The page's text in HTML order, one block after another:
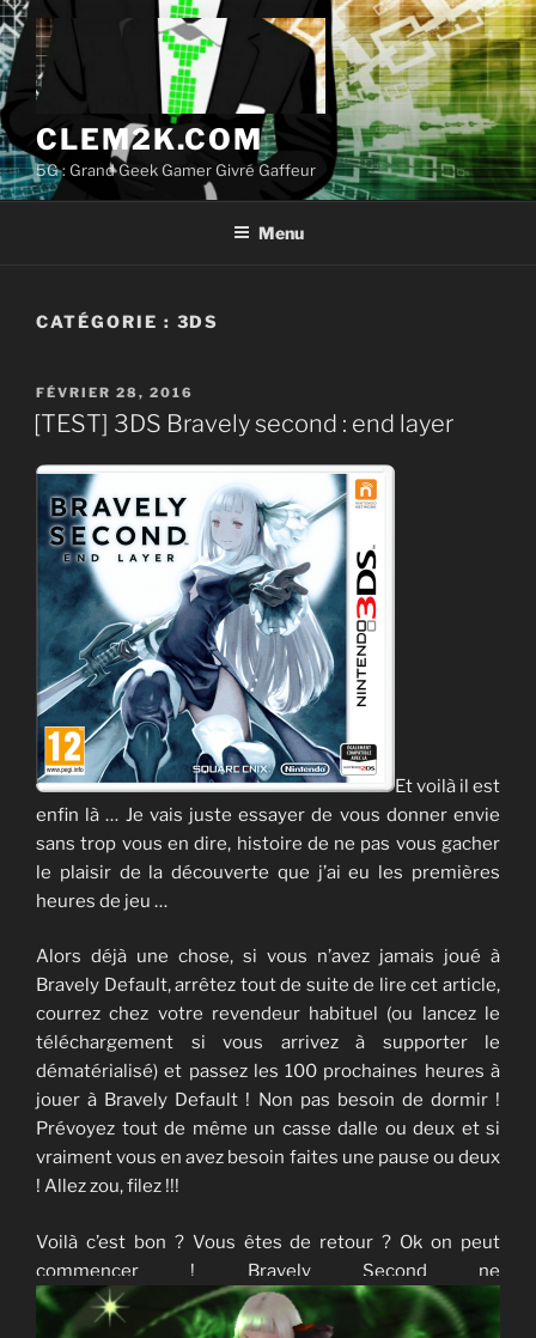
Aller
au
contenu
principal
CLEM2K.COM
5G : Grand Geek Gamer Givré Gaffeur
Menu
CATÉGORIE : 3DS
PUBLIÉ
LE
FÉVRIER 28, 2016
[TEST] 3DS Bravely second : end layer
Et voilà il est
enfin là … Je vais juste essayer de vous donner envie
sans trop vous en dire, histoire de ne pas vous gacher
le plaisir de la découverte que j’ai eu les premières
heures de jeu …
Alors déjà une chose, si vous n’avez jamais joué à
Bravely Default, arrêtez tout de suite de lire cet article,
courrez chez votre revendeur habituel (ou lancez le
téléchargement si vous arrivez à supporter le
dématérialisé) et passez les 100 prochaines heures à
jouer à Bravely Default ! Non pas besoin de dormir !
Prévoyez tout de même un casse dalle ou deux et si
vraiment vous en avez besoin faites une pause ou deux
! Allez zou, filez !!!
Voilà c’est bon ? Vous êtes de retour ? Ok on peut
commencer ! Bravely Second ne